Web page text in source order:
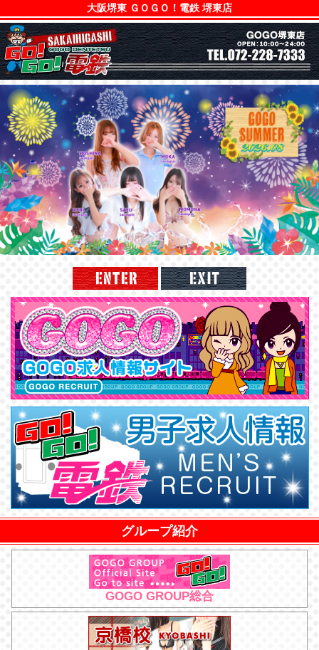
大阪堺東 ＧＯＧＯ！電鉄 堺東店
グループ紹介
GOGO GROUP総合